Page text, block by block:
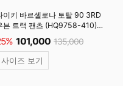
이키 바르셀로나 토탈 90 3RD
븐 트랙 팬츠 (HQ9758-410)
드나잇네이비 #
101,000 135,000
사이즈 보기